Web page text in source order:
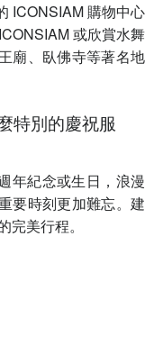
ICONSIAM 購物中心
或欣賞水舞
廟、臥佛寺等著名地
特別的慶祝服
年紀念或生日，浪漫
要時刻更加難忘。建
美行程。